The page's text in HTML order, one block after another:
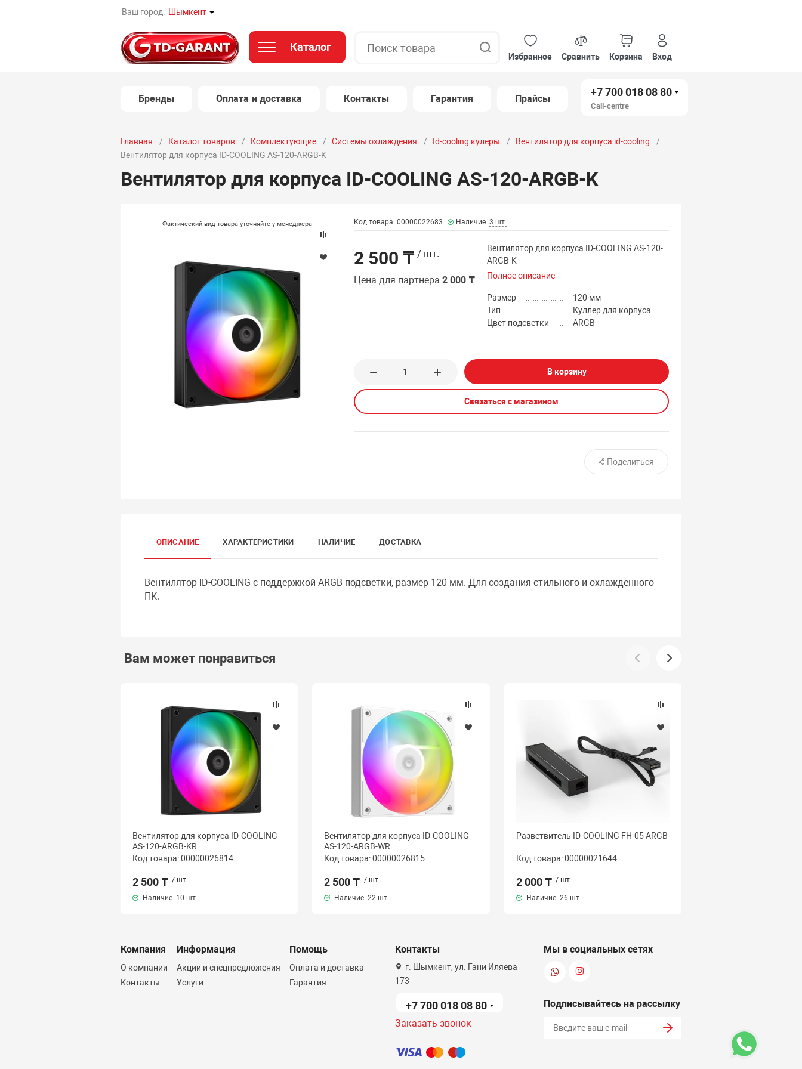
Ваш город: Шымкент
Каталог
Избранное
Сравнить Корзина Вход
Бренды Оплата и доставка Контакты Гарантия Прайсы
+7 700 018 08 80
Call-centre
Главная Каталог товаров Комплектующие Системы охлаждения Id-cooling кулеры
Вентилятор для корпуса id-cooling
Вентилятор для корпуса ID-COOLING AS-120-ARGB-K
Вентилятор для корпуса ID-COOLING AS-120-ARGB-K
Фактический вид товара уточняйте у менеджера Код товара: 00000022683 Наличие: 3 шт.
2 500 ₸ / шт.
Цена для партнера2 000 ₸
Вентилятор для корпуса ID-COOLING AS-120-
ARGB-K
Полное описание
Размер
120 мм
Тип
Куллер для корпуса
Цвет подсветки
ARGB
В корзину
Связаться с магазином
Поделиться
ОПИСАНИЕ ХАРАКТЕРИСТИКИ НАЛИЧИЕ ДОСТАВКА
Вентилятор ID-COOLING с поддержкой ARGB подсветки, размер 120 мм. Для создания стильного и охлажденного
ПК.
Вам может понравиться
Вентилятор для корпуса ID-COOLING
AS-120-ARGB-KR
Код товара: 00000026814
2 500 ₸ / шт.
Наличие: 10 шт.
Вентилятор для корпуса ID-COOLING
AS-120-ARGB-WR
Код товара: 00000026815
2 500 ₸ / шт.
Наличие:22 шт.
Разветвитель ID-COOLING FH-05 ARGB
Код товара: 00000021644
2 000 ₸ / шт.
Наличие: 26 шт.
Компания
О компании
Контакты
Информация
Акции и спецпредложения
Услуги
Помощь
Оплата и доставка
Гарантия
Контакты
г. Шымкент, ул. Гани Иляева
173
+7 700 018 08 80
Заказать звонок
Мы в социальных сетях
Подписывайтесь на рассылку